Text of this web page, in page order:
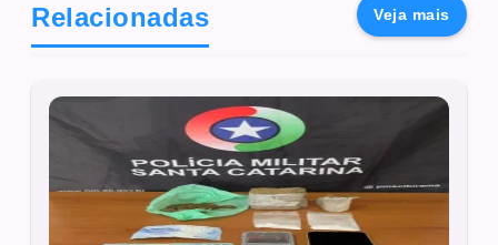
Relacionadas Veja mais